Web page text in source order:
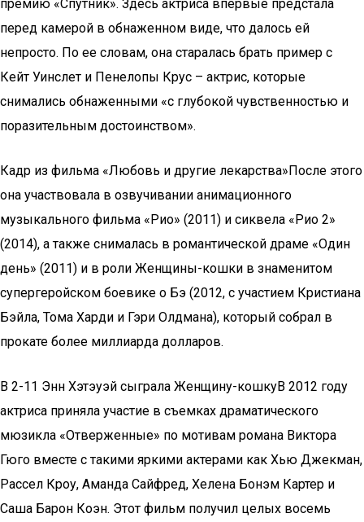
премию «Спутник». Здесь актриса впервые предстала
перед камерой в обнаженном виде, что далось ей
непросто. По ее словам, она старалась брать пример с
Кейт Уинслет и Пенелопы Крус – актрис, которые
снимались обнаженными «с глубокой чувственностью и
поразительным достоинством».
Кадр из фильма «Любовь и другие лекарства»После этого
она участвовала в озвучивании анимационного
музыкального фильма «Рио» (2011) и сиквела «Рио 2»
(2014), а также снималась в романтической драме «Один
день» (2011) и в роли Женщины-кошки в знаменитом
супергеройском боевике о Бэ (2012, с участием Кристиана
Бэйла, Тома Харди и Гэри Олдмана), который собрал в
прокате более миллиарда долларов.
В 2-11 Энн Хэтэуэй сыграла Женщину-кошкуВ 2012 году
актриса приняла участие в съемках драматического
мюзикла «Отверженные» по мотивам романа Виктора
Гюго вместе с такими яркими актерами как Хью Джекман,
Рассел Кроу, Аманда Сайфред, Хелена Бонэм Картер и
Саша Барон Коэн. Этот фильм получил целых восемь